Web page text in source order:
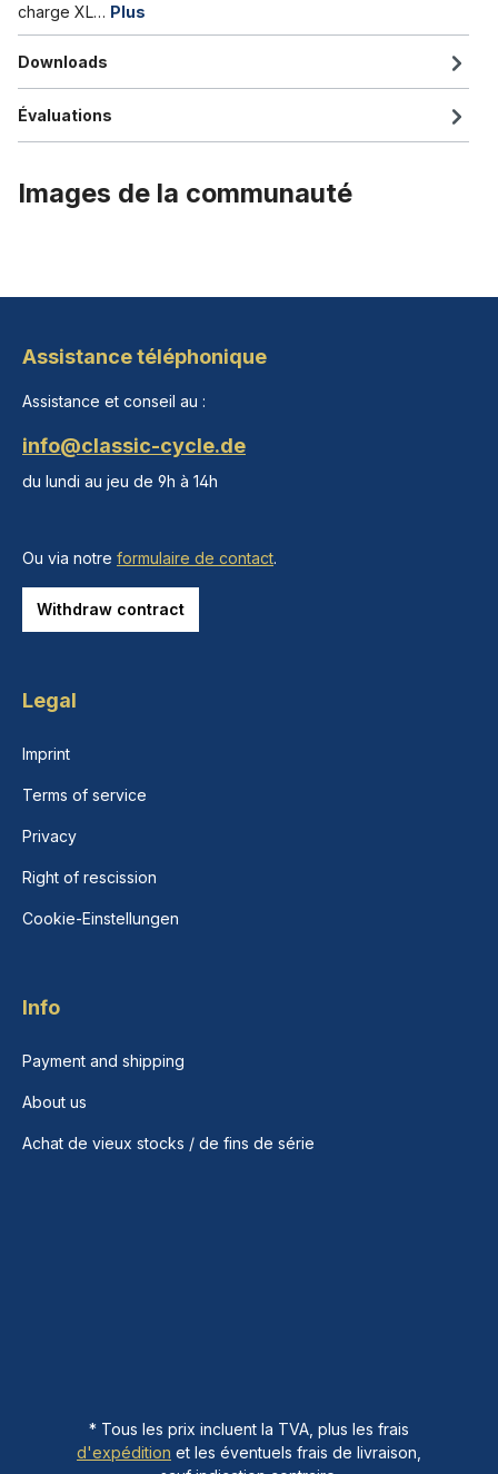
charge XL… Plus
Downloads
Évaluations
Images de la communauté
Assistance téléphonique
Assistance et conseil au :
info@classic-cycle.de
du lundi au jeu de 9h à 14h
Ou via notre formulaire de contact.
Withdraw contract
Legal
Imprint
Terms of service
Privacy
Right of rescission
Cookie-Einstellungen
Info
Payment and shipping
About us
Achat de vieux stocks / de fins de série
* Tous les prix incluent la TVA, plus les frais
d'expédition et les éventuels frais de livraison,